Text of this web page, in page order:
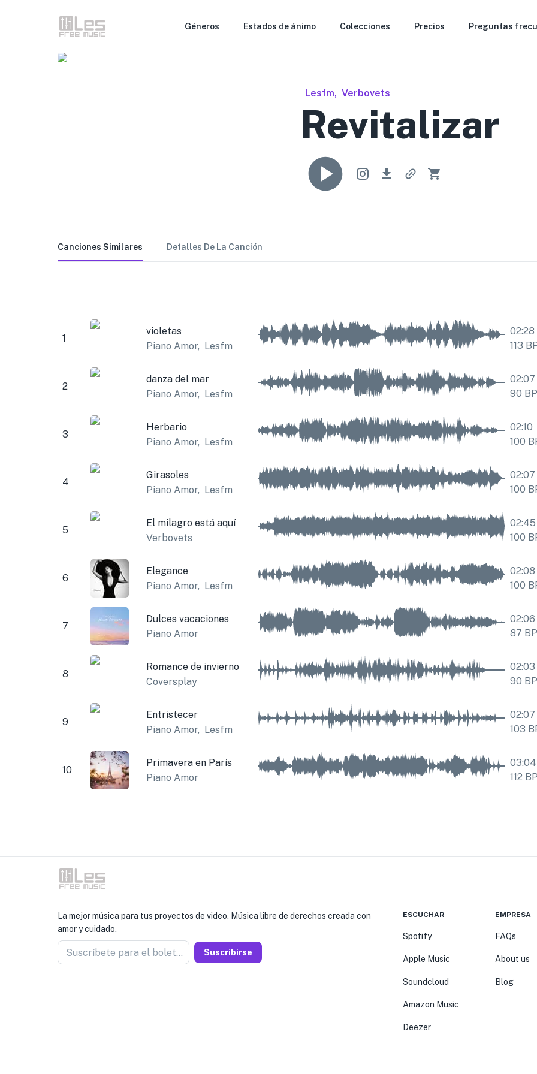
Géneros Estados de ánimo Colecciones Precios Preguntas
Lesfm, Verbovets
Revitalizar
Canciones Similares Detalles De La Canción
1
violetas
Piano Amor, Lesfm
02:28
113
2
danza del mar
Piano Amor, Lesfm
02:07
90
3
Herbario
Piano Amor, Lesfm
02:10
100
4
Girasoles
Piano Amor, Lesfm
02:07
100
5
El milagro está aquí
Verbovets
02:45
100
6
Elegance
Piano Amor, Lesfm
02:08
100
7
Dulces vacaciones
Piano Amor
02:06
87
8
Romance de invierno
Coversplay
02:03
90
9
Entristecer
Piano Amor, Lesfm
02:07
103
10
Primavera en París
Piano Amor
03:04
112
La mejor música para tus proyectos de video. Música libre de derechos creada con
amor y cuidado.
Suscríbete para el boletín Suscribirse
ESCUCHAR
Spotify
Apple Music
Soundcloud
Amazon Music
Deezer
EMPRESA
FAQs
About us
Blog